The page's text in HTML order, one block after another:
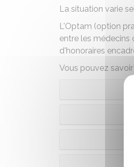
La situation varie
L'Optam (option
entre les médecins
d'honoraires
Vous pouvez